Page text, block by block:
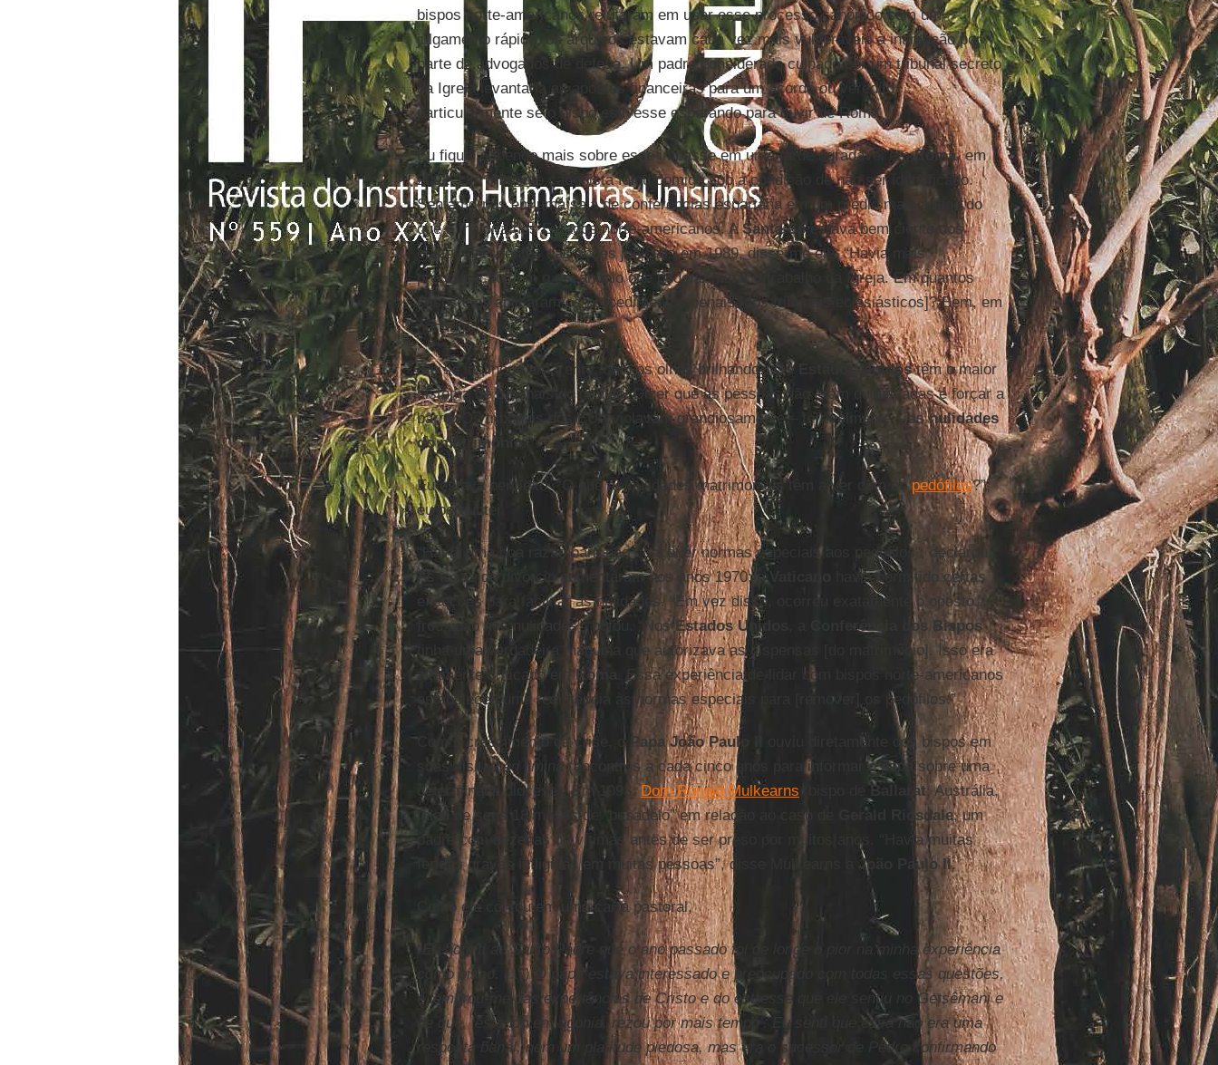
bispos norte-americanos relutaram em usar esse processo canônico sem um
julgamento rápido; os arquivos estavam cada vez mais vulneráveis à intimação por
parte de advogados de defesa. Um padre considerado culpado por um tribunal secreto
da Igreja levantaria as apostas financeiras para um acordo ou veredito,
particularmente se o bispo estivesse esperando para ouvir de Roma.
Eu fiquei sabendo mais sobre esse impasse em uma tarde agradável emRoma, em
2002. Um influente canonista falou comigo sob a condição de não ser identificado.
Sentamo-nos em uma sala de conferências espartana em um prédio mais antigo do
que a maioria dos Estados norte-americanos. ASanta Séestava bem ciente dos
custos crescentes das ações judiciais em 1989, disse-me ele. “Havia mais
preocupação com o escândalo que poderia minar o trabalho da Igreja. Em quantos
casos eles aplicaram os procedimentos penais [dos tribunais eclesiásticos]? Bem, em
nenhum.”
Ele se inclinou para frente, com os olhos brilhando. “Os Estados Unidostêm o maior
sistema de tribunais do mundo. Dizer que as pessoas não eram qualificadas é forçar a
barra. Os tribunais dos EUA violavam grandiosamente – terrivelmente – asnulidades
do matrimônio.”
Eu estava perplexo. “O que as nulidades matrimoniais têm a ver com os pedófilos?”,
eu perguntei.
“Havia uma boa razão para não conceder normas especiais aos pedófilos”, declarou.
As taxas de divórcio aumentaram nos anos 1970; o Vaticano
havia permitido certas
exceções para facilitar as nulidades. “Em vez disso, ocorreu exatamente o oposto...
frouxidão nas nulidades”, bufou. “Nos Estados Unidos
Conferência dos Bispos
tinha uma verdadeira máquina que autorizava as dispensas [do matrimônio]. Isso era
altamente criticado em Roma
. Essa experiência de lidar com bispos norte-americanos
estabeleceu uma resistência às normas especiais para [remover] os pedófilos.”
Com o crescimento da crise, o Papa João Paulo II
ouviu diretamente dos bispos em
suas visitasad limina(encontros a cada cinco anos para informar o papa sobre uma
determinada diocese). Em 1993,Dom Ronald Mulkearns , bispo deBallarat, Austrália,
falou de seus 18 meses de “pesadelo” em relação ao caso de
Gerald Ridsdale, um
padre com dezenas de vítimas antes de ser preso por muitos anos. “Havia muitas
feridas graves infligidas em muitas pessoas”, disse Mulkearns a
João Paulo II.
Como ele contou em uma carta pastoral,
“Eu admiti ao Santo Padre que o ano passado foi de longe o pior na minha experiência
como bispo. (…) O papa estava interessado e preocupado com todas essas questões,
e lembrou-me das experiências de Cristo e do estresse que ele sentiu no Getsêmani e
de que, ‘estando em agonia, rezou por mais tempo’. Eu senti que essa não era uma
resposta banal, nem um platitude piedosa, mas era o sucessor de Pedro confirmando